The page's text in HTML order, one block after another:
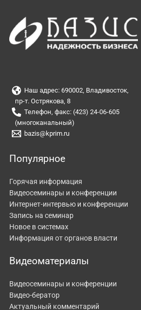
Наш адрес: 690002, Владивосток,
пр-т. Острякова, 8
Телефон, факс: (423) 24-06-605
(многоканальный)
bazis@kprim.ru
Популярное
Горячая информация
Видеосеминары и конференции
Интернет-интервью и конференции
Запись на семинар
Новое в системах
Информация от органов власти
Видеоматериалы
Видеосеминары и конференции
Видео-бератор
Актуальный комментарий